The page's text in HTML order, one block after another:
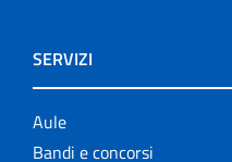
SERVIZI
Aule
Bandi e concorsi